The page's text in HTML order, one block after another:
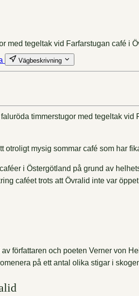
Vägbeskrivning
otroligt mysig sommar café som har
i Östergötland på grund av
caféet trots att Övralid inte var
författaren och poeten Verner von
på ett antal olika stigar i